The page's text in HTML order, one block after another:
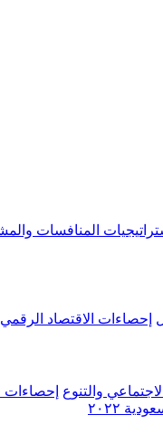
المنافسات
إحصاءات الاقتصاد الرقمي
والتنوع إحصاءات
٢٠٢٢